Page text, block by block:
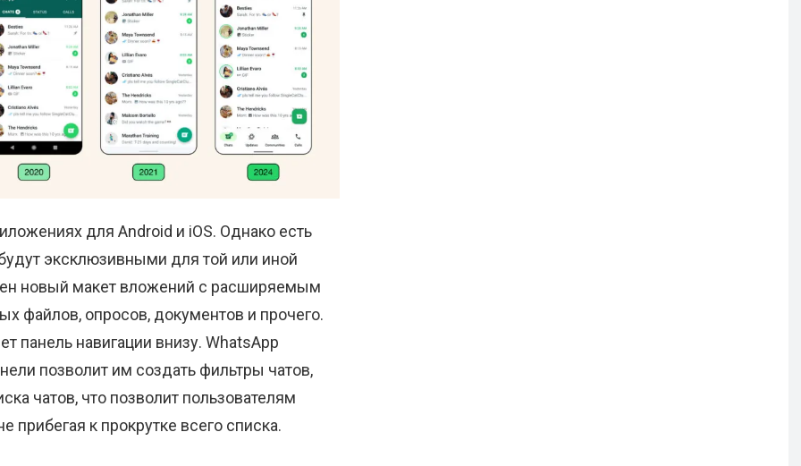
для Android и iOS. Однако есть
эксклюзивными для той или иной
новый макет вложений с расширяемым
файлов, опросов, документов и прочего.
панель навигации внизу. WhatsApp
позволит им создать фильтры чатов,
чатов, что позволит пользователям
к прокрутке всего списка.